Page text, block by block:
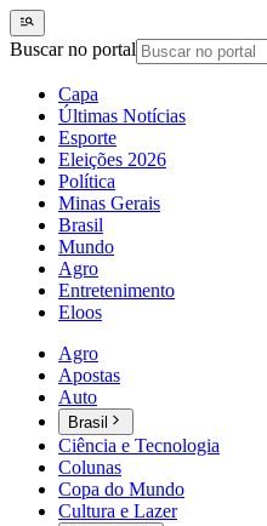
Buscar no portal
Capa
Últimas Notícias
Esporte
Eleições 2026
Política
Minas Gerais
Brasil
Mundo
Agro
Entretenimento
Eloos
Agro
Apostas
Auto
Brasil
Ciência e Tecnologia
Colunas
Copa do Mundo
Cultura e Lazer